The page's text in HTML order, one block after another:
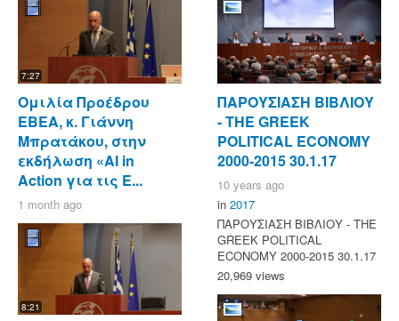
7:27
Ομιλία Προέδρου
ΕΒΕΑ, κ. Γιάννη
Μπρατάκου, στην
εκδήλωση «AI in
Action για τις Ε...
1 month ago
8:21
ΠΑΡΟΥΣΙΑΣΗ ΒΙΒΛΙΟΥ
- ΤΗΕ GREEK
POLITICAL ECONOMY
2000-2015 30.1.17
10 years ago
in 2017
ΠΑΡΟΥΣΙΑΣΗ ΒΙΒΛΙΟΥ - ΤΗΕ
GREEK POLITICAL
ECONOMY 2000-2015 30.1.17
20,969 views